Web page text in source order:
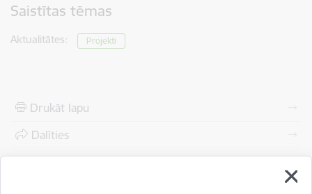
Saistītas tēmas
Aktualitātes: Projekti
Drukāt lapu
Dalīties